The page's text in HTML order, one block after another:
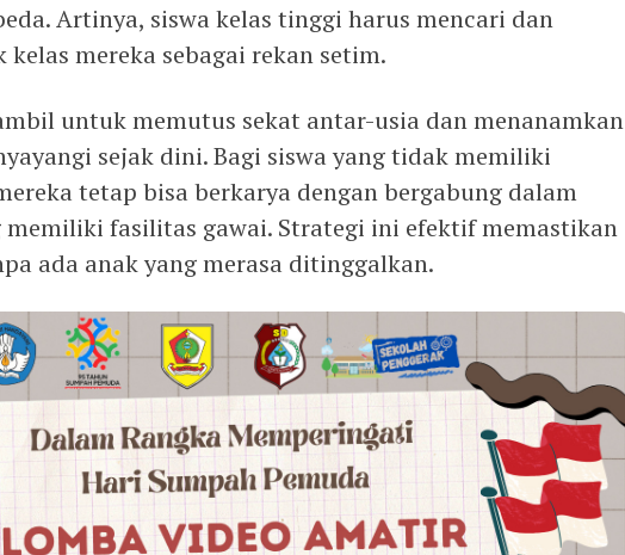
Artinya, siswa kelas tinggi harus mencari dan
mereka sebagai rekan setim.
untuk memutus sekat antar-usia dan menanamkan
sejak dini. Bagi siswa yang tidak memiliki
tetap bisa berkarya dengan bergabung dalam
memiliki fasilitas gawai. Strategi ini efektif memastikan
ada anak yang merasa ditinggalkan.